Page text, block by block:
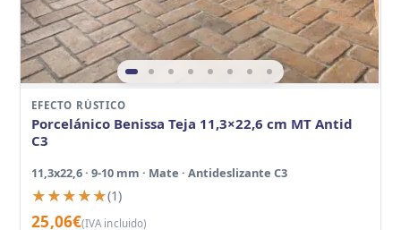
EFECTO RÚSTICO
Porcelánico Benissa Teja 11,3×22,6 cm MT Antid
C3
11,3x22,6 · 9-10 mm · Mate · Antideslizante C3
★★★★★
★★★★★(1)
25,06€(IVA incluido)